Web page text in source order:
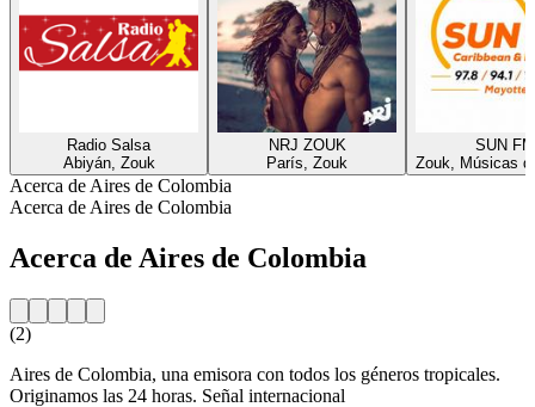
Radio Salsa
Abiyán, Zouk
NRJ ZOUK
París, Zouk
SUN FM
Zouk, Músicas
Acerca de Aires de Colombia
Acerca de Aires de Colombia
Acerca de Aires de Colombia
(2)
Aires de Colombia, una emisora con todos los géneros tropicales.
Originamos las 24 horas. Señal internacional